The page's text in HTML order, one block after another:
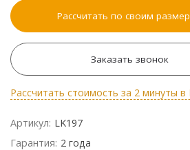
Рассчитать по своим
Заказать звонок
Рассчитать стоимость за 2 минуты в
Артикул: LK197
Гарантия: 2 года